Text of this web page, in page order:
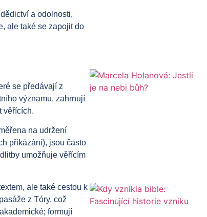
a odolnosti,
ale také se zapojit do
se předávají z
významu. zahrnují
věřících.
na udržení
přikázání), jsou často
umožňuje věřícím
ale také cestou k
z Tóry, což
formují